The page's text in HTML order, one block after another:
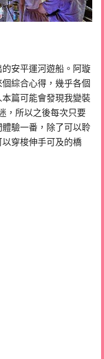
安平運河遊船。阿璇
綜合心得，幾乎各個
篇可能會發現我變裝
，所以之後每次只要
驗一番，除了可以聆
穿梭伸手可及的橋